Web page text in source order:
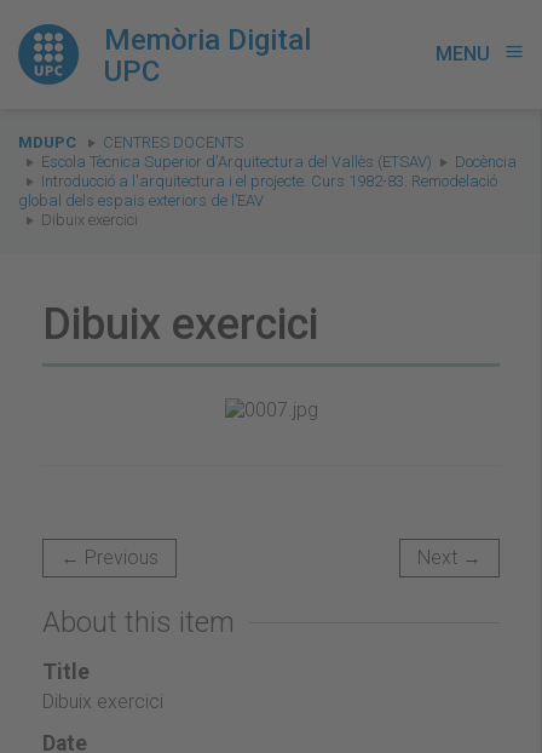
Memòria Digital
UPC
MENU menu
You
are
here:
MDUPC
CENTRES DOCENTS
Escola Tècnica Superior d'Arquitectura del Vallès (ETSAV)
Docència
Introducció a l'arquitectura i el projecte. Curs 1982-83. Remodelació
global dels espais exteriors de l’EAV
Dibuix exercici
Dibuix exercici
← Previous Next →
About this item
Title
Dibuix exercici
Date